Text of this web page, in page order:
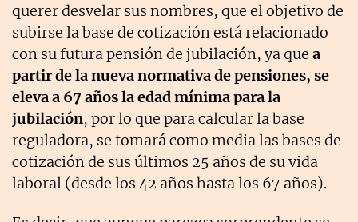
querer desvelar sus nombres, que el objetivo de
subirse la base de cotización está relacionado
con su futura pensión de jubilación, ya que a
partir de la nueva normativa de pensiones, se
eleva a 67 años la edad mínima para la
jubilación, por lo que para calcular la base
reguladora, se tomará como media las bases de
cotización de sus últimos 25 años de su vida
laboral (desde los 42 años hasta los 67 años).